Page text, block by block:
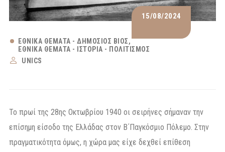
15/08/2024
ΕΘΝΙΚΆ ΘΈΜΑΤΑ - ΔΗΜΌΣΙΟΣ ΒΊΟΣ
ΕΘΝΙΚΆ ΘΈΜΑΤΑ - ΙΣΤΟΡΊΑ - ΠΟΛΙΤΙΣΜΌΣ
UNICS
Το πρωί της 28ης Οκτωβρίου 1940 οι σειρήνες σήμαναν την
επίσημη είσοδο της Ελλάδας στον Β΄Παγκόσμιο Πόλεμο. Στην
πραγματικότητα όμως, η χώρα μας είχε δεχθεί επίθεση